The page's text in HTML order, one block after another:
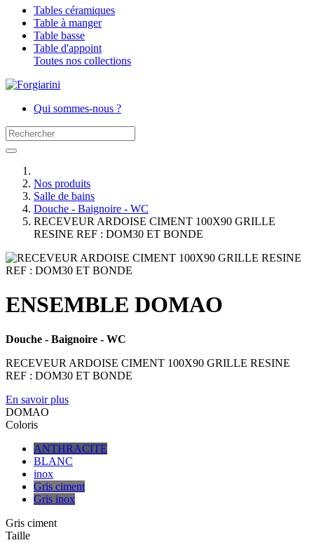
Tables céramiques
Table à manger
Table basse
Table d'appoint
Toutes nos collections
Qui sommes-nous ?
Nos produits
Salle de bains
Douche - Baignoire - WC
RECEVEUR ARDOISE CIMENT 100X90 GRILLE
RESINE REF : DOM30 ET BONDE
ENSEMBLE DOMAO
Douche - Baignoire - WC
RECEVEUR ARDOISE CIMENT 100X90 GRILLE RESINE
REF : DOM30 ET BONDE
En savoir plus
DOMAO
Coloris
ANTHRACITE
BLANC
inox
Gris ciment
Gris inox
Gris ciment
Taille